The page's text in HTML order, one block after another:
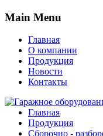
Main Menu
Главная
О компании
Продукция
Новости
Контакты
Главная
Продукция
Сборочно -